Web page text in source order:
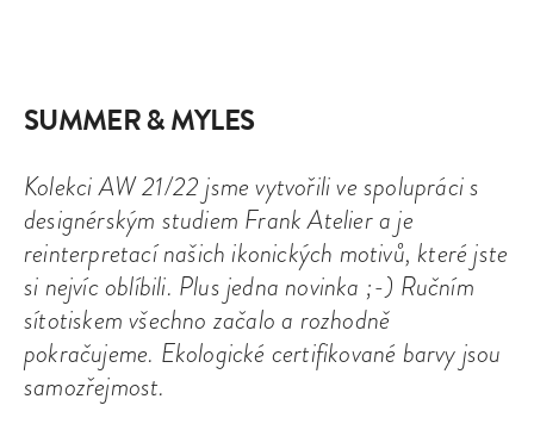
SUMMER & MYLES
Kolekci AW 21/22 jsme vytvořili ve spolupráci s
designérským studiem Frank Atelier a je
reinterpretací našich ikonických motivů, které jste
si nejvíc oblíbili. Plus jedna novinka ;-) Ručním
sítotiskem všechno začalo a rozhodně
pokračujeme. Ekologické certifikované barvy jsou
samozřejmost.